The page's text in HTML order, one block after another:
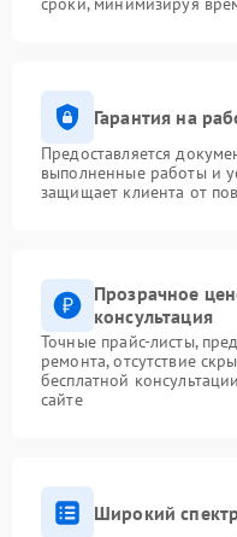
Гарантия на
Предоставляется
выполненные работы и
защищает клиента от
Прозрачное
консультация
Точные прайс-листы,
ремонта, отсутствие
бесплатной
сайте
Широкий